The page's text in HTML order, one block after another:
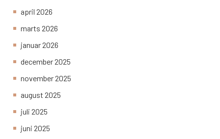
april 2026
marts 2026
januar 2026
december 2025
november 2025
august 2025
juli 2025
juni 2025